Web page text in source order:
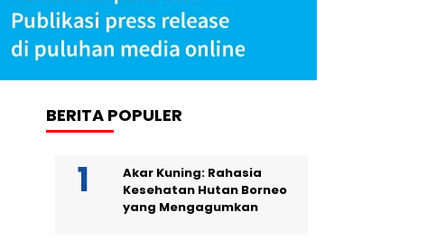
BERITA POPULER
Akar Kuning: Rahasia
Kesehatan Hutan Borneo
yang Mengagumkan